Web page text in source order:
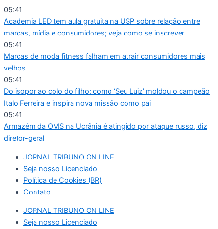
Ir
para
conteúdo
05:41
Academia LED tem aula gratuita na USP sobre relação entre
marcas, mídia e consumidores; veja como se inscrever
05:41
Marcas de moda fitness falham em atrair consumidores mais
velhos
05:41
Do isopor ao colo do filho: como ‘Seu Luiz’ moldou o campeão
Italo Ferreira e inspira nova missão como pai
05:41
Armazém da OMS na Ucrânia é atingido por ataque russo, diz
diretor-geral
JORNAL TRIBUNO ON LINE
Seja nosso Licenciado
Política de Cookies (BR)
Contato
JORNAL TRIBUNO ON LINE
Seja nosso Licenciado